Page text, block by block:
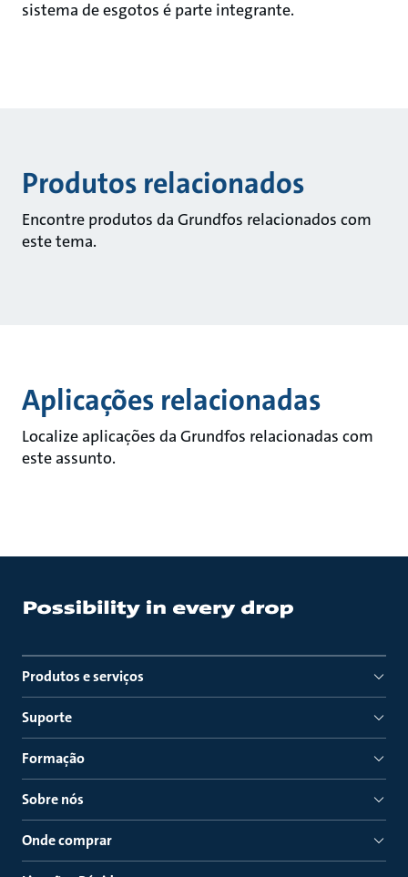
sistema de esgotos é parte integrante.
Produtos relacionados
Encontre produtos da Grundfos relacionados com
este tema.
Aplicações relacionadas
Localize aplicações da Grundfos relacionadas com
este assunto.
Produtos e serviços
Suporte
Formação
Sobre nós
Onde comprar